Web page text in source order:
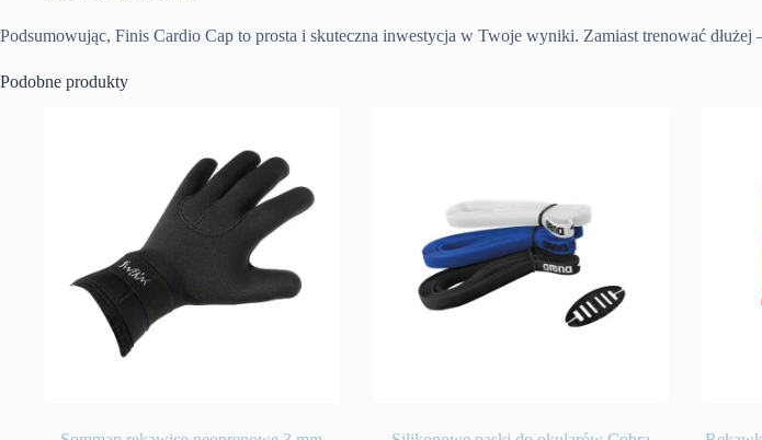
Podsumowując, Finis Cardio Cap to prosta i skuteczna inwestycja w Twoje wyniki. Zamiast trenować
Podobne produkty